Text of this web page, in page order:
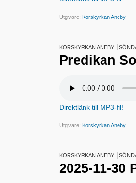
Utgivare: Korskyrkan Aneby
KORSKYRKAN ANEBY
Predikan
Direktlänk till MP3-fil!
Utgivare: Korskyrkan Aneby
KORSKYRKAN ANEBY
2025-11-30